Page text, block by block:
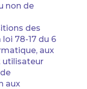
non de
des
78-17 du 6
aux
utilisateur
aux